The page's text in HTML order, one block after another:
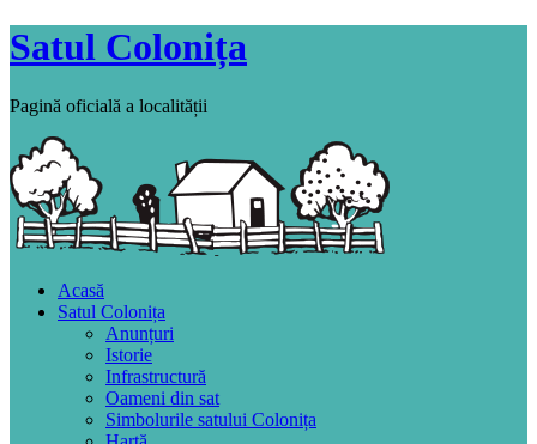
Satul Colonița
Pagină oficială a localității
Acasă
Satul Colonița
Anunțuri
Istorie
Infrastructură
Oameni din sat
Simbolurile satului Colonița